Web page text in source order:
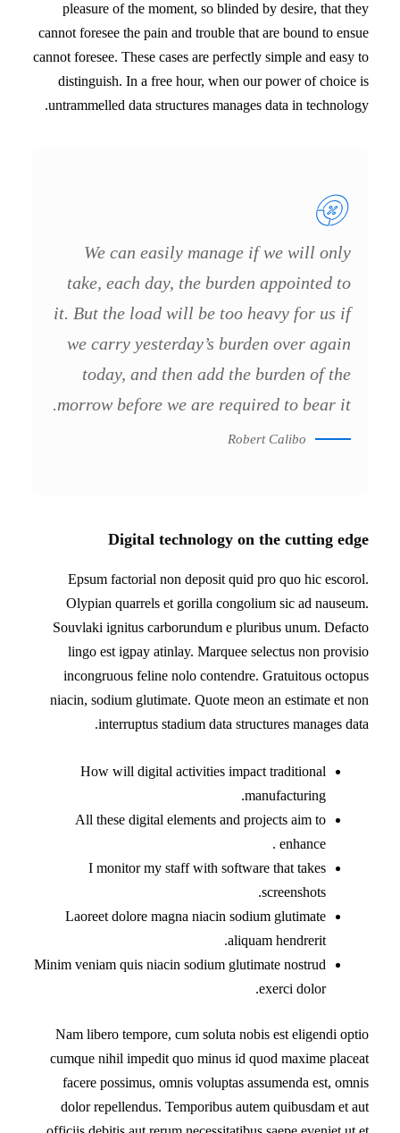
pleasure of the moment, so blinded by desire, that they
cannot foresee the pain and trouble that are bound to ensue
cannot foresee. These cases are perfectly simple and easy to
distinguish. In a free hour, when our power of choice is
untrammelled data structures manages data in technology.
We can easily manage if we will only
take, each day, the burden appointed to
it. But the load will be too heavy for us if
we carry yesterday’s burden over again
today, and then add the burden of the
morrow before we are required to bear it.
Robert Calibo
Digital technology on the cutting edge
Epsum factorial non deposit quid pro quo hic escorol.
Olypian quarrels et gorilla congolium sic ad nauseum.
Souvlaki ignitus carborundum e pluribus unum. Defacto
lingo est igpay atinlay. Marquee selectus non provisio
incongruous feline nolo contendre. Gratuitous octopus
niacin, sodium glutimate. Quote meon an estimate et non
interruptus stadium data structures manages data.
How will digital activities impact traditional
manufacturing.
All these digital elements and projects aim to
enhance .
I monitor my staff with software that takes
screenshots.
Laoreet dolore magna niacin sodium glutimate
aliquam hendrerit.
Minim veniam quis niacin sodium glutimate nostrud
exerci dolor.
Nam libero tempore, cum soluta nobis est eligendi optio
cumque nihil impedit quo minus id quod maxime placeat
facere possimus, omnis voluptas assumenda est, omnis
dolor repellendus. Temporibus autem quibusdam et aut